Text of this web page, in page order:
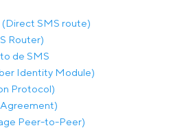
SMS route)
Router)
de SMS
Identity Module)
Protocol)
Peer-to-Peer)